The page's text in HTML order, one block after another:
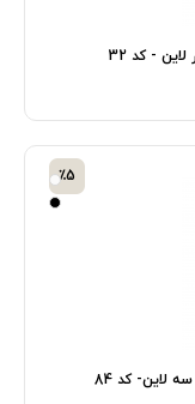
- کد 32
لاین- کد 84
٪5